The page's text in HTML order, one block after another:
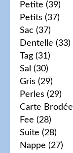
Petite (39)
Petits (37)
Sac (37)
Dentelle (33)
Tag (31)
Sal (30)
Gris (29)
Perles (29)
Carte Brodée
Fee (28)
Suite (28)
Nappe (27)